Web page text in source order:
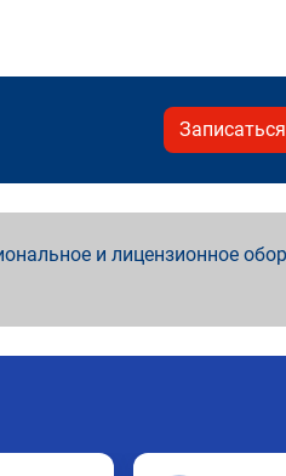
Записаться
и лицензионное